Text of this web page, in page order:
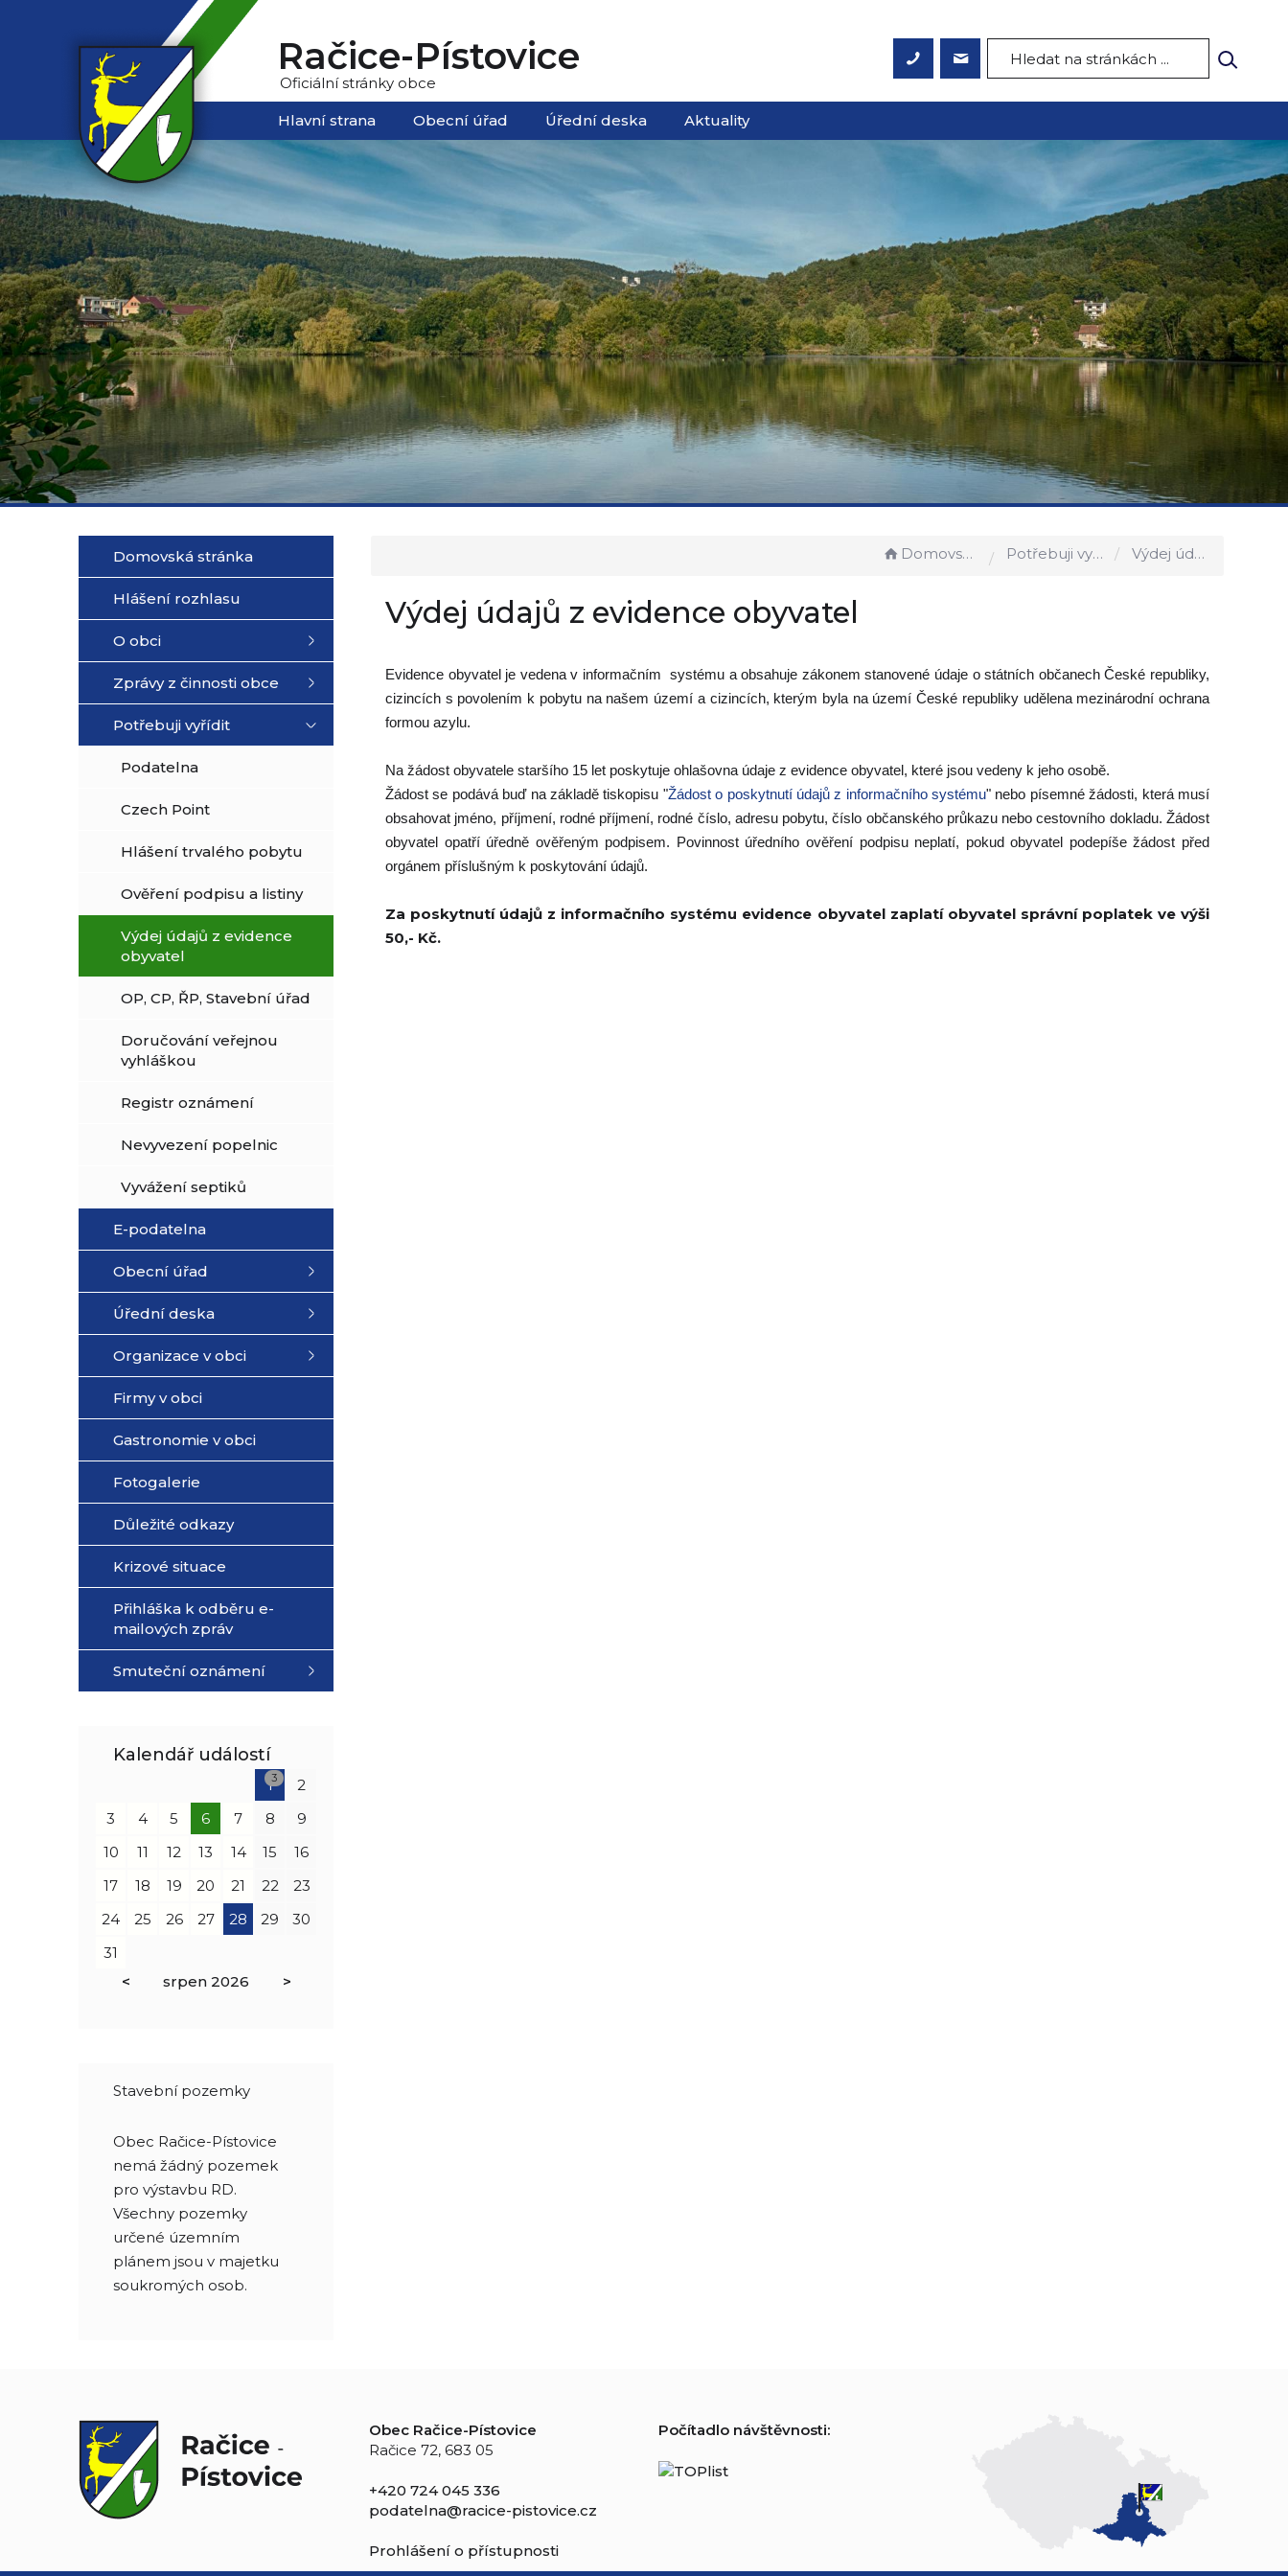
Račice-Pístovice
Oficiální stránky obce
Hlavní strana Obecní úřad Úřední deska Aktuality
Domovská stránka
Hlášení rozhlasu
O obci
Zprávy z činnosti obce
Potřebuji vyřídit
Podatelna
Czech Point
Hlášení trvalého pobytu
Ověření podpisu a listiny
Výdej údajů z evidence
obyvatel
OP, CP, ŘP, Stavební úřad
Doručování veřejnou
vyhláškou
Registr oznámení
Nevyvezení popelnic
Vyvážení septiků
E-podatelna
Obecní úřad
Úřední deska
Organizace v obci
Firmy v obci
Gastronomie v obci
Fotogalerie
Důležité odkazy
Krizové situace
Přihláška k odběru e-
mailových zpráv
Smuteční oznámení
Kalendář událostí
13
2
3
4 5 6 7 8
9
10
11 12 13 14 15
16
17
18 19 20 21 22
23
24
25 26 27 28 29
30
31
<
srpen 2026 >
Stavební pozemky
Obec Račice-Pístovice
nemá žádný pozemek
pro výstavbu RD.
Všechny pozemky
určené územním
plánem jsou v majetku
soukromých osob.
Domovská stránka Potřebuji vyřídit Výdej údajů z evidence obyvatel
Výdej údajů z evidence obyvatel
Evidence obyvatel je vedena v informačním systému a obsahuje zákonem stanovené údaje o státních občanech České republiky,
cizincích s povolením k pobytu na našem území a cizincích, kterým byla na území České republiky udělena mezinárodní ochrana
formou azylu.
Na žádost obyvatele staršího 15 let poskytuje ohlašovna údaje z evidence obyvatel, které jsou vedeny k jeho osobě.
Žádost se podává buď na základě tiskopisu "Žádost o poskytnutí údajů z informačního systému" nebo písemné žádosti, která musí
obsahovat jméno, příjmení, rodné příjmení, rodné číslo, adresu pobytu, číslo občanského průkazu nebo cestovního dokladu. Žádost
obyvatel opatří úředně ověřeným podpisem. Povinnost úředního ověření podpisu neplatí, pokud obyvatel podepíše žádost před
orgánem příslušným k poskytování údajů.
Za poskytnutí údajů z informačního systému evidence obyvatel zaplatí obyvatel správní poplatek ve výši
50,- Kč.
Obec Račice-Pístovice
Račice 72, 683 05
+420 724 045 336
podatelna@racice-pistovice.cz
Prohlášení o přístupnosti
Počítadlo návštěvnosti: